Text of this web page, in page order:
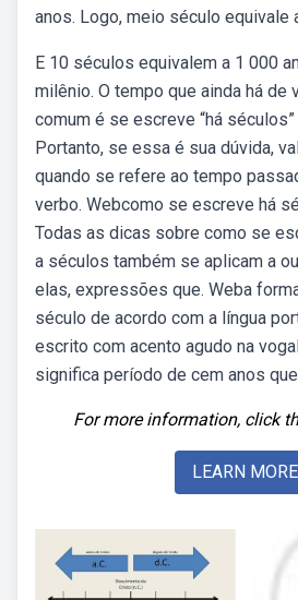
anos. Logo, meio século equivale
E 10 séculos equivalem a 1 000
milênio. O tempo que ainda há de
comum é se escreve “há séculos”
Portanto, se essa é sua dúvida,
quando se refere ao tempo
verbo. Webcomo se escreve há
Todas as dicas sobre como se
a séculos também se aplicam a
elas, expressões que. Weba
século de acordo com a língua
escrito com acento agudo na
significa período de cem anos
For more information, click
LEARN MORE